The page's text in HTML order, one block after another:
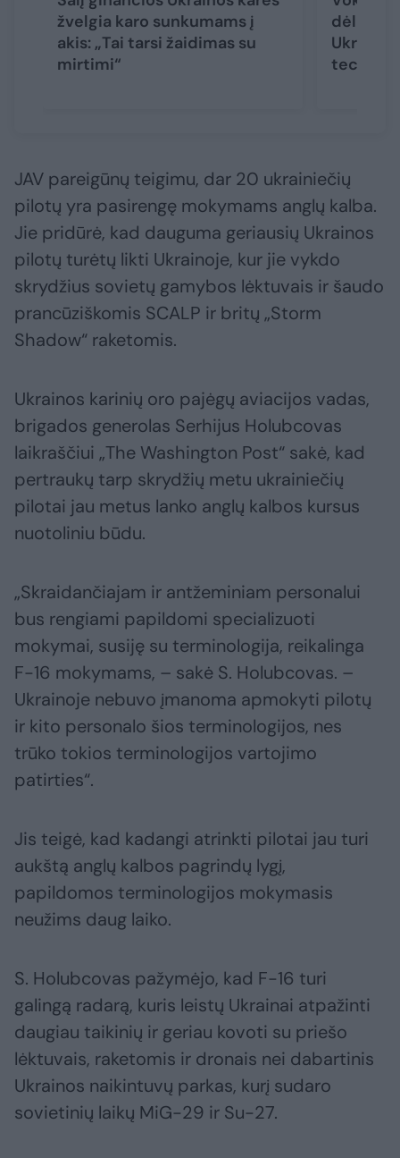
žvelgia karo sunkumams į
akis: „Tai tarsi žaidimas su
mirtimi“
dėl
JAV pareigūnų teigimu, dar 20 ukrainiečių
pilotų yra pasirengę mokymams anglų kalba.
Jie pridūrė, kad dauguma geriausių Ukrainos
pilotų turėtų likti Ukrainoje, kur jie vykdo
skrydžius sovietų gamybos lėktuvais ir šaudo
prancūziškomis SCALP ir britų „Storm
Shadow“ raketomis.
Ukrainos karinių oro pajėgų aviacijos vadas,
brigados generolas Serhijus Holubcovas
laikraščiui „The Washington Post“ sakė, kad
pertraukų tarp skrydžių metu ukrainiečių
pilotai jau metus lanko anglų kalbos kursus
nuotoliniu būdu.
„Skraidančiajam ir antžeminiam personalui
bus rengiami papildomi specializuoti
mokymai, susiję su terminologija, reikalinga
F-16 mokymams, – sakė S. Holubcovas. –
Ukrainoje nebuvo įmanoma apmokyti pilotų
ir kito personalo šios terminologijos, nes
trūko tokios terminologijos vartojimo
patirties“.
Jis teigė, kad kadangi atrinkti pilotai jau turi
aukštą anglų kalbos pagrindų lygį,
papildomos terminologijos mokymasis
neužims daug laiko.
S. Holubcovas pažymėjo, kad F-16 turi
galingą radarą, kuris leistų Ukrainai atpažinti
daugiau taikinių ir geriau kovoti su priešo
lėktuvais, raketomis ir dronais nei dabartinis
Ukrainos naikintuvų parkas, kurį sudaro
sovietinių laikų MiG-29 ir Su-27.